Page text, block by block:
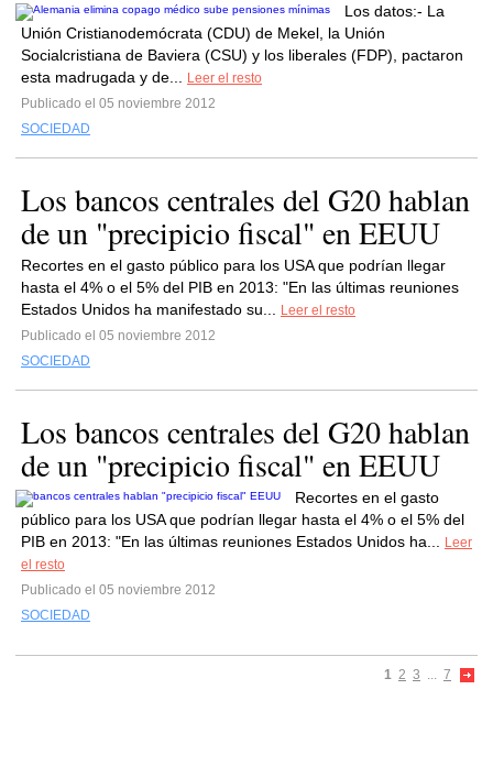
Los datos:- La
Unión Cristianodemócrata (CDU) de Mekel, la Unión
Socialcristiana de Baviera (CSU) y los liberales (FDP), pactaron
esta madrugada y de...
Leer el resto
Publicado el 05 noviembre 2012
SOCIEDAD
Los bancos centrales del G20 hablan
de un "precipicio fiscal" en EEUU
Recortes en el gasto público para los USA que podrían llegar
hasta el 4% o el 5% del PIB en 2013: "En las últimas reuniones
Estados Unidos ha manifestado su...
Leer el resto
Publicado el 05 noviembre 2012
SOCIEDAD
Los bancos centrales del G20 hablan
de un "precipicio fiscal" en EEUU
Recortes en el gasto
público para los USA que podrían llegar hasta el 4% o el 5% del
PIB en 2013: "En las últimas reuniones Estados Unidos ha...
Leer
el resto
Publicado el 05 noviembre 2012
SOCIEDAD
1 2 3 ... 7